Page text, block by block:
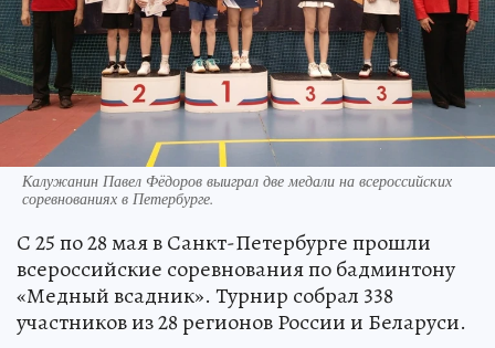
Калужанин Павел Фёдоров выиграл две медали на всероссийских
соревнованиях в Петербурге.
С 25 по 28 мая в Санкт-Петербурге прошли
всероссийские соревнования по бадминтону
«Медный всадник». Турнир собрал 338
участников из 28 регионов России и Беларуси.